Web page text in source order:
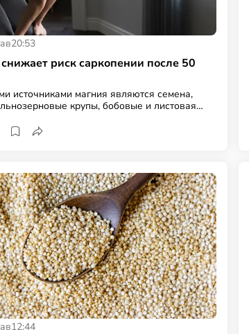
в20:53
риск саркопении после 50
источниками магния являются семена,
крупы, бобовые и листовая
в12:44